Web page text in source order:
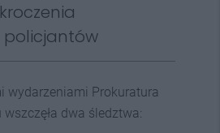
policjantów
wydarzeniami Prokuratura
dwa śledztwa: